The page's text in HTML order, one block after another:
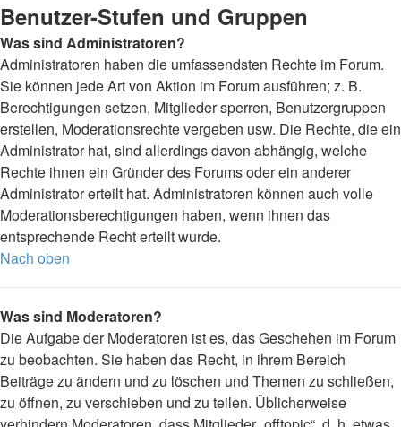
Benutzer-Stufen und Gruppen
Was sind Administratoren?
Administratoren haben die umfassendsten Rechte im Forum.
Sie können jede Art von Aktion im Forum ausführen; z. B.
Berechtigungen setzen, Mitglieder sperren, Benutzergruppen
erstellen, Moderationsrechte vergeben usw. Die Rechte, die ein
Administrator hat, sind allerdings davon abhängig, welche
Rechte ihnen ein Gründer des Forums oder ein anderer
Administrator erteilt hat. Administratoren können auch volle
Moderationsberechtigungen haben, wenn ihnen das
entsprechende Recht erteilt wurde.
Nach oben
Was sind Moderatoren?
Die Aufgabe der Moderatoren ist es, das Geschehen im Forum
zu beobachten. Sie haben das Recht, in ihrem Bereich
Beiträge zu ändern und zu löschen und Themen zu schließen,
zu öffnen, zu verschieben und zu teilen. Üblicherweise